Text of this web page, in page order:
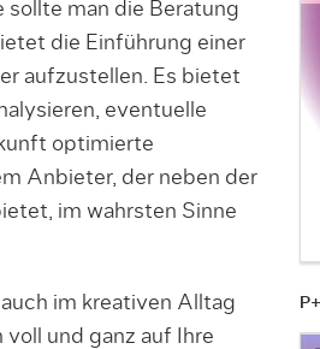
man die Beratung
die Einführung einer
aufzustellen. Es bietet
eventuelle
optimierte
Anbieter, der neben der
im wahrsten Sinne
im kreativen Alltag
und ganz auf Ihre